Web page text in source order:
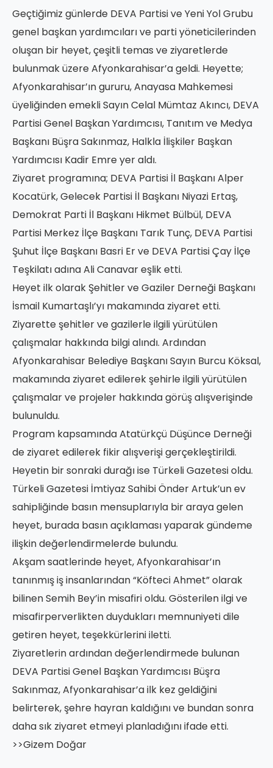
Geçtiğimiz günlerde DEVA Partisi ve Yeni Yol Grubu
genel başkan yardımcıları ve parti yöneticilerinden
oluşan bir heyet, çeşitli temas ve ziyaretlerde
bulunmak üzere Afyonkarahisar’a geldi. Heyette;
Afyonkarahisar’ın gururu, Anayasa Mahkemesi
üyeliğinden emekli Sayın Celal Mümtaz Akıncı, DEVA
Partisi Genel Başkan Yardımcısı, Tanıtım ve Medya
Başkanı Büşra Sakınmaz, Halkla İlişkiler Başkan
Yardımcısı Kadir Emre yer aldı.
Ziyaret programına; DEVA Partisi İl Başkanı Alper
Kocatürk, Gelecek Partisi İl Başkanı Niyazi Ertaş,
Demokrat Parti İl Başkanı Hikmet Bülbül, DEVA
Partisi Merkez İlçe Başkanı Tarık Tunç, DEVA Partisi
Şuhut İlçe Başkanı Basri Er ve DEVA Partisi Çay İlçe
Teşkilatı adına Ali Canavar eşlik etti.
Heyet ilk olarak Şehitler ve Gaziler Derneği Başkanı
İsmail Kumartaşlı’yı makamında ziyaret etti.
Ziyarette şehitler ve gazilerle ilgili yürütülen
çalışmalar hakkında bilgi alındı. Ardından
Afyonkarahisar Belediye Başkanı Sayın Burcu Köksal,
makamında ziyaret edilerek şehirle ilgili yürütülen
çalışmalar ve projeler hakkında görüş alışverişinde
bulunuldu.
Program kapsamında Atatürkçü Düşünce Derneği
de ziyaret edilerek fikir alışverişi gerçekleştirildi.
Heyetin bir sonraki durağı ise Türkeli Gazetesi oldu.
Türkeli Gazetesi İmtiyaz Sahibi Önder Artuk’un ev
sahipliğinde basın mensuplarıyla bir araya gelen
heyet, burada basın açıklaması yaparak gündeme
ilişkin değerlendirmelerde bulundu.
Akşam saatlerinde heyet, Afyonkarahisar’ın
tanınmış iş insanlarından “Köfteci Ahmet” olarak
bilinen Semih Bey’in misafiri oldu. Gösterilen ilgi ve
misafirperverlikten duydukları memnuniyeti dile
getiren heyet, teşekkürlerini iletti.
Ziyaretlerin ardından değerlendirmede bulunan
DEVA Partisi Genel Başkan Yardımcısı Büşra
Sakınmaz, Afyonkarahisar’a ilk kez geldiğini
belirterek, şehre hayran kaldığını ve bundan sonra
daha sık ziyaret etmeyi planladığını ifade etti.
>>Gizem Doğar